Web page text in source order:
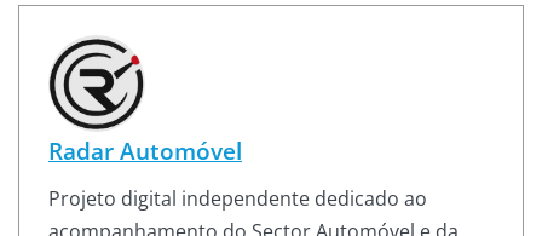
Radar Automóvel
Projeto digital independente dedicado ao